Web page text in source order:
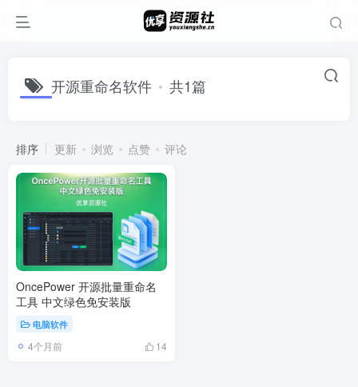
开源重命名软件 共1篇
排序 更新 浏览 点赞 评论
OncePower 开源批量重命名
工具 中文绿色免安装版
电脑软件
4个月前 14